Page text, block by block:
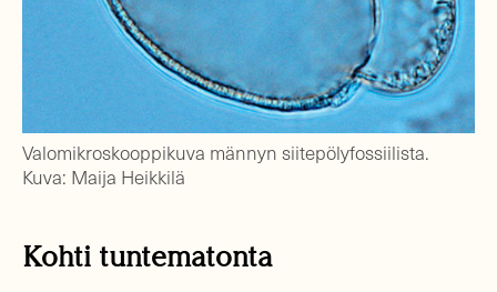
Valomikroskooppikuva männyn siitepölyfossiilista.
Kuva: Maija Heikkilä
Kohti tuntematonta